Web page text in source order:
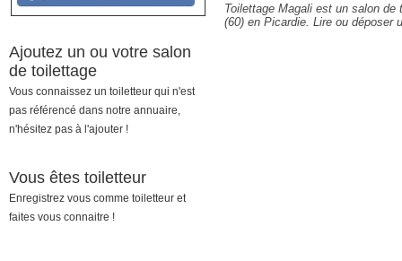
Toilettage Magali est un salon
(60) en Picardie. Lire ou déposer
Ajoutez un ou votre salon
de toilettage
Vous connaissez un toiletteur qui n'est
pas référencé dans notre annuaire,
n'hésitez pas à l'ajouter !
Vous êtes toiletteur
Enregistrez vous comme toiletteur et
faites vous connaitre !